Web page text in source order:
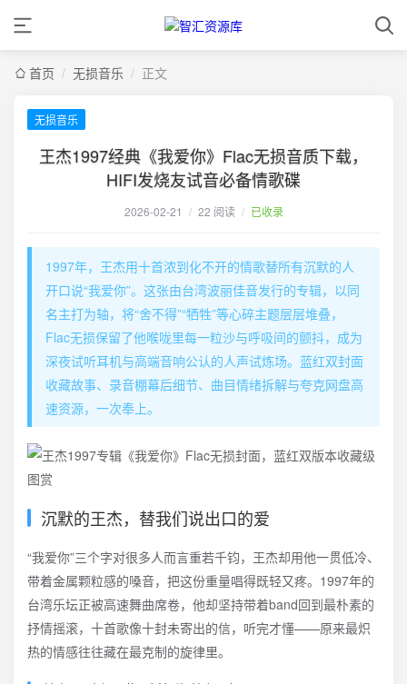
首页 / 无损音乐 / 正文
无损音乐
王杰1997经典《我爱你》Flac无损音质下载，
HIFI发烧友试音必备情歌碟
2026-02-21 / 22 阅读 / 已收录
1997年，王杰用十首浓到化不开的情歌替所有沉默的人
开口说“我爱你”。这张由台湾波丽佳音发行的专辑，以同
名主打为轴，将“舍不得”“牺牲”等心碎主题层层堆叠，
Flac无损保留了他喉咙里每一粒沙与呼吸间的颤抖，成为
深夜试听耳机与高端音响公认的人声试炼场。蓝红双封面
收藏故事、录音棚幕后细节、曲目情绪拆解与夸克网盘高
速资源，一次奉上。
沉默的王杰，替我们说出口的爱
“我爱你”三个字对很多人而言重若千钧，王杰却用他一贯低冷、
带着金属颗粒感的嗓音，把这份重量唱得既轻又疼。1997年的
台湾乐坛正被高速舞曲席卷，他却坚持带着band回到最朴素的
抒情摇滚，十首歌像十封未寄出的信，听完才懂——原来最炽
热的情感往往藏在最克制的旋律里。